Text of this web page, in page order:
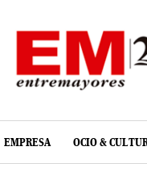
EMPRESA OCIO &